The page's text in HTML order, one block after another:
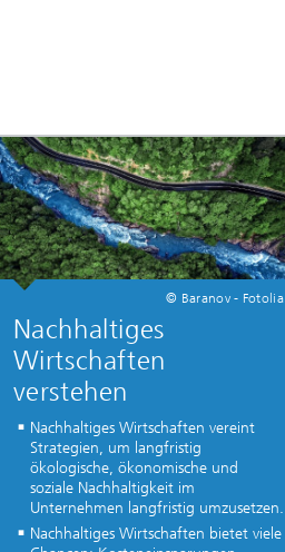
© Baranov - Fotolia
Nachhaltiges
Wirtschaften
verstehen
Nachhaltiges Wirtschaften vereint
Strategien, um langfristig
ökologische, ökonomische und
soziale Nachhaltigkeit im
Unternehmen langfristig umzusetzen.
Nachhaltiges Wirtschaften bietet viele